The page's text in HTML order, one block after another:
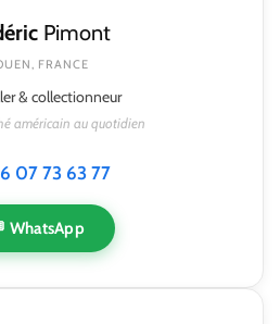
Pimont
FRANCE
& collectionneur
américain au quotidien
07 73 63 77
WhatsApp